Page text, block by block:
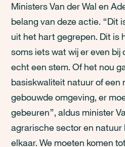
Ministers Van der Wal en
belang van deze actie. “Dit
uit het hart gegrepen. Dit is
soms iets wat wij er even bij
echt een stem. Of het nou
basiskwaliteit natuur of een
gebouwde omgeving, er
gebeuren”, aldus minister
agrarische sector en natuur
elkaar. We moeten komen